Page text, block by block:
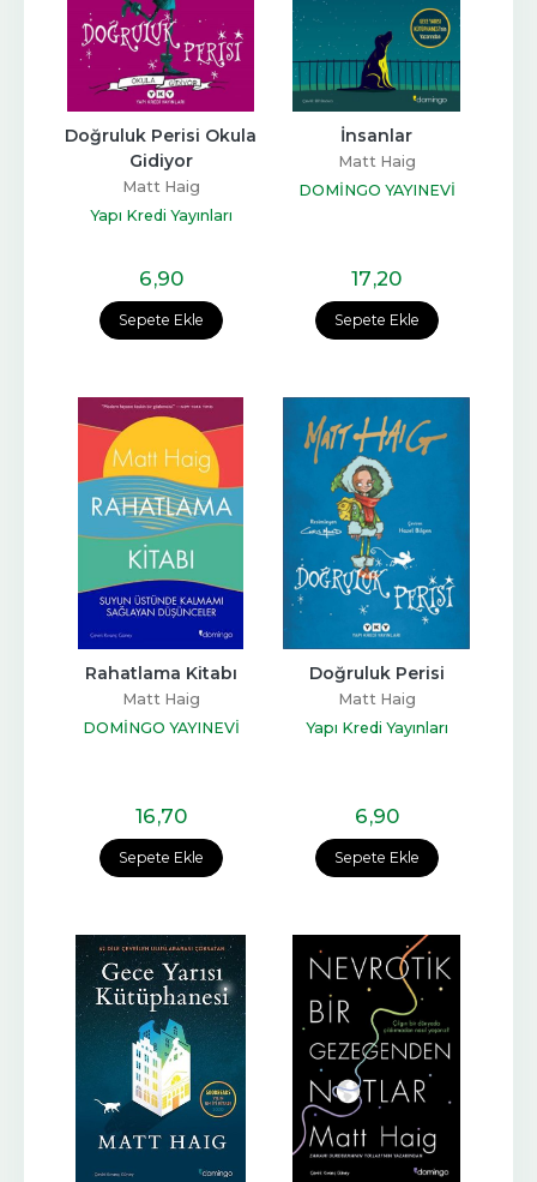
Sepete Ekle
Doğruluk Perisi Okula
Gidiyor
Matt Haig
Yapı Kredi Yayınları
6,90
Sepete Ekle
İnsanlar
Matt Haig
DOMİNGO YAYINEVİ
17,20
Sepete Ekle
Rahatlama Kitabı
Matt Haig
DOMİNGO YAYINEVİ
16,70
Sepete Ekle
Doğruluk Perisi
Matt Haig
Yapı Kredi Yayınları
6,90